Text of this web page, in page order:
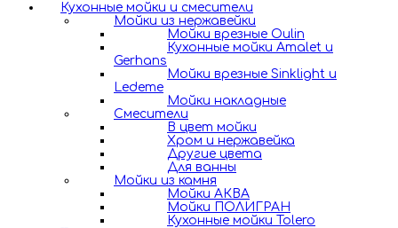
Кухонные мойки и смесители
Мойки из нержавейки
Мойки врезные Oulin
Кухонные мойки Amalet и
Gerhans
Мойки врезные Sinklight и
Ledeme
Мойки накладные
Смесители
В цвет мойки
Хром и нержавейка
Другие цвета
Для ванны
Мойки из камня
Мойки АКВА
Мойки ПОЛИГРАН
Кухонные мойки Tolero